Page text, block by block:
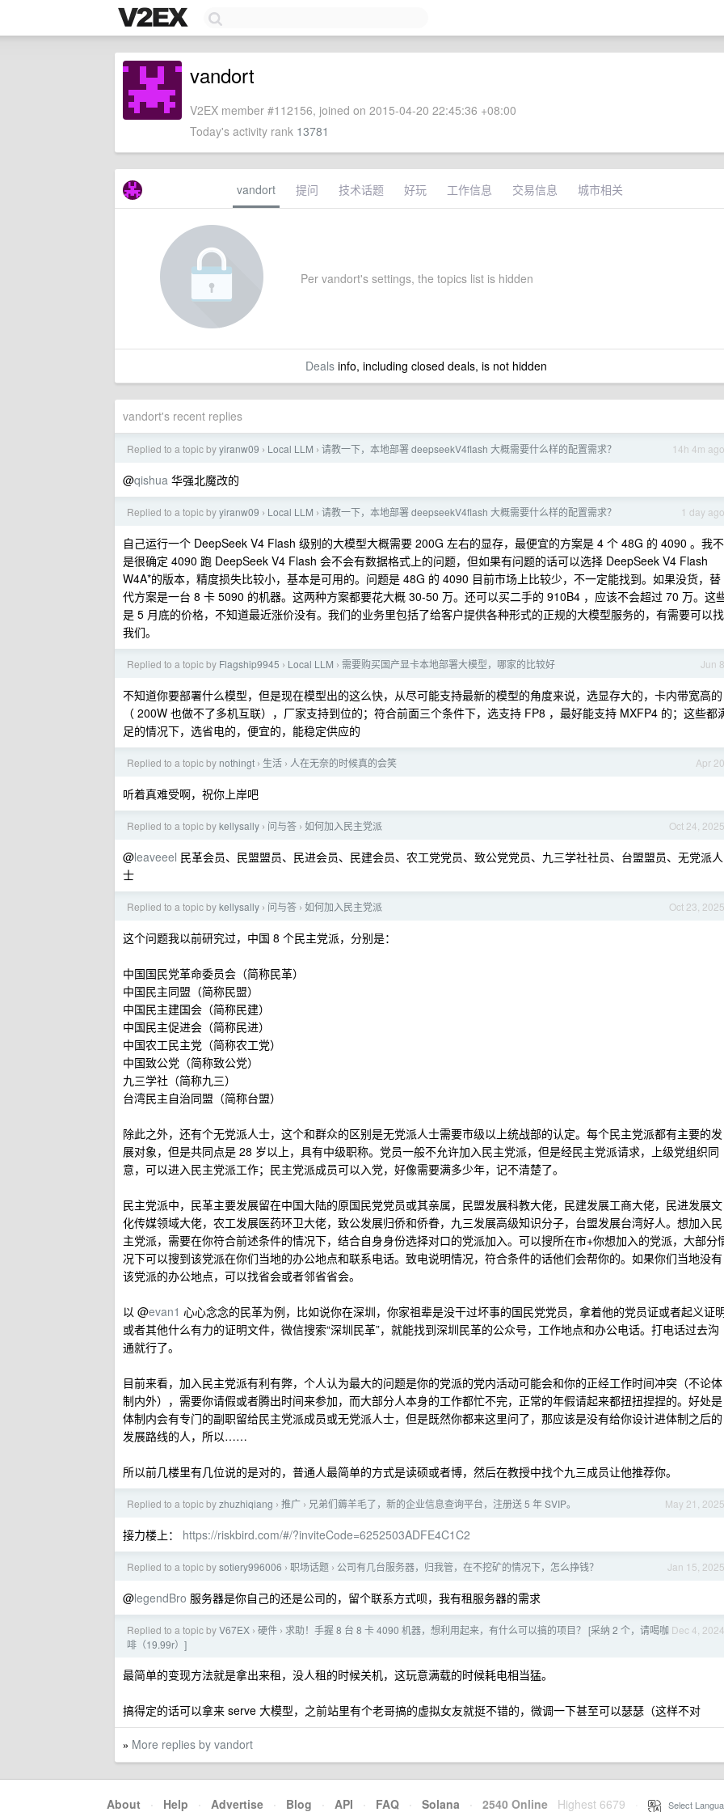
vandort
V2EX member #112156, joined on 2015-04-20 22:45:36 +08:00
Today's activity rank 13781
vandort 提问 技术话题 好玩 工作信息 交易信息 城市相关
Per vandort's settings, the topics list is hidden
Dealsinfo, including closed deals, is not hidden
vandort's recent replies
14h 4m ago
Replied to a topic byyiranw09 › Local LLM › 请教一下，本地部署 deepseekV4flash 大概需要什么样的配置需求？
@qishua 华强北魔改的
1 day ago
Replied to a topic byyiranw09 › Local LLM › 请教一下，本地部署 deepseekV4flash 大概需要什么样的配置需求？
自己运行一个 DeepSeek V4 Flash 级别的大模型大概需要 200G 左右的显存，最便宜的方案是 4 个 48G 的 4090 。我不
是很确定 4090 跑 DeepSeek V4 Flash 会不会有数据格式上的问题，但如果有问题的话可以选择 DeepSeek V4 Flash
W4A*的版本，精度损失比较小，基本是可用的。问题是 48G 的 4090 目前市场上比较少，不一定能找到。如果没货，替
代方案是一台 8 卡 5090 的机器。这两种方案都要花大概 30-50 万。还可以买二手的 910B4 ，应该不会超过 70 万。这
是 5 月底的价格，不知道最近涨价没有。我们的业务里包括了给客户提供各种形式的正规的大模型服务的，有需要可以找
我们。
Jun 8
Replied to a topic by Flagship9945 › Local LLM › 需要购买国产显卡本地部署大模型，哪家的比较好
不知道你要部署什么模型，但是现在模型出的这么快，从尽可能支持最新的模型的角度来说，选显存大的，卡内带宽高的
（ 200W 也做不了多机互联），厂家支持到位的；符合前面三个条件下，选支持 FP8 ，最好能支持 MXFP4 的；这些都
足的情况下，选省电的，便宜的，能稳定供应的
Apr 20
Replied to a topic by nothingt › 生活 › 人在无奈的时候真的会笑
听着真难受啊，祝你上岸吧
Oct 24, 2025
Replied to a topic bykellysally › 问与答 › 如何加入民主党派
@leaveeel 民革会员、民盟盟员、民进会员、民建会员、农工党党员、致公党党员、九三学社社员、台盟盟员、无党派人
士
Oct 23, 2025
Replied to a topic bykellysally › 问与答 › 如何加入民主党派
这个问题我以前研究过，中国 8 个民主党派，分别是：
中国国民党革命委员会（简称民革）
中国民主同盟（简称民盟）
中国民主建国会（简称民建）
中国民主促进会（简称民进）
中国农工民主党（简称农工党）
中国致公党（简称致公党）
九三学社（简称九三）
台湾民主自治同盟（简称台盟）
除此之外，还有个无党派人士，这个和群众的区别是无党派人士需要市级以上统战部的认定。每个民主党派都有主要的发
展对象，但是共同点是 28 岁以上，具有中级职称。党员一般不允许加入民主党派，但是经民主党派请求，上级党组织同
意，可以进入民主党派工作；民主党派成员可以入党，好像需要满多少年，记不清楚了。
民主党派中，民革主要发展留在中国大陆的原国民党党员或其亲属，民盟发展科教大佬，民建发展工商大佬，民进发展文
化传媒领域大佬，农工发展医药环卫大佬，致公发展归侨和侨眷，九三发展高级知识分子，台盟发展台湾好人。想加入民
主党派，需要在你符合前述条件的情况下，结合自身身份选择对口的党派加入。可以搜所在市+你想加入的党派，大部分
况下可以搜到该党派在你们当地的办公地点和联系电话。致电说明情况，符合条件的话他们会帮你的。如果你们当地没有
该党派的办公地点，可以找省会或者邻省省会。
以 @evan1 心心念念的民革为例，比如说你在深圳，你家祖辈是没干过坏事的国民党党员，拿着他的党员证或者起义证
或者其他什么有力的证明文件，微信搜索“深圳民革”，就能找到深圳民革的公众号，工作地点和办公电话。打电话过去沟
通就行了。
目前来看，加入民主党派有利有弊，个人认为最大的问题是你的党派的党内活动可能会和你的正经工作时间冲突（不论体
制内外），需要你请假或者腾出时间来参加，而大部分人本身的工作都忙不完，正常的年假请起来都扭扭捏捏的。好处是
体制内会有专门的副职留给民主党派成员或无党派人士，但是既然你都来这里问了，那应该是没有给你设计进体制之后的
发展路线的人，所以……
所以前几楼里有几位说的是对的，普通人最简单的方式是读硕或者博，然后在教授中找个九三成员让他推荐你。
May 21, 2025
Replied to a topic byzhuzhiqiang › 推广 › 兄弟们薅羊毛了，新的企业信息查询平台，注册送 5 年 SVIP。
接力楼上： https://riskbird.com/#/?inviteCode=6252503ADFE4C1C2
Jan 15, 2025
Replied to a topic bysotiery996006 › 职场话题 › 公司有几台服务器，归我管，在不挖矿的情况下，怎么挣钱？
@legendBro 服务器是你自己的还是公司的，留个联系方式呗，我有租服务器的需求
Dec 4, 2024
Replied to a topic byV67EX › 硬件 › 求助！手握 8 台 8 卡 4090 机器，想利用起来，有什么可以搞的项目？ [采纳 2 个，请喝咖
啡（19.99r）]
最简单的变现方法就是拿出来租，没人租的时候关机，这玩意满载的时候耗电相当猛。
搞得定的话可以拿来 serve 大模型，之前站里有个老哥搞的虚拟女友就挺不错的，微调一下甚至可以瑟瑟（这样不对
» More replies by vandort
About · Help · Advertise · Blog · API · FAQ · Solana · 2540 Online Highest 6679 Select